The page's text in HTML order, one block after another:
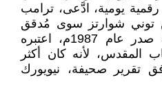
يومية، ادَّعى، ترامب
توني شوارتز سوى مُدقق
للكتاب، كتاب، فن الصفقة صدر عام 1987م، اعتبره
المقدس، لأنه كان أكثر
تقرير صحيفة، نيويورك